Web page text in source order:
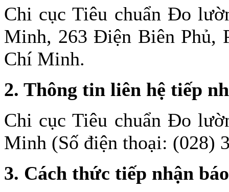
Chi cục Tiêu chuẩn Đo
Minh, 263 Điện Biên Phủ,
Chí Minh.
2. Thông tin liên hệ tiếp
Chi cục Tiêu chuẩn Đo
Minh (Số điện thoại: (028)
3. Cách thức tiếp nhận